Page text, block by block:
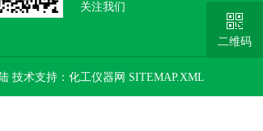
关注我们
技术支持： 化工仪器网 SITEMAP.XML
二维码